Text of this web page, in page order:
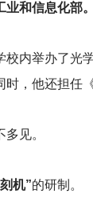
和信息化部。
内举办了光
，他还担任
见。
机”的研制。